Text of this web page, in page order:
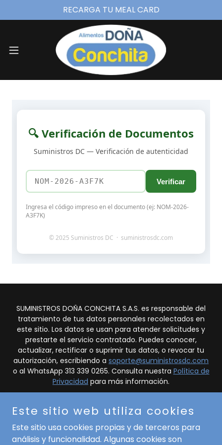
RECARGA TU MEAL CARD
SUMINISTROS DOÑA CONCHITA S.A.S. es responsable del
tratamiento de tus datos personales recolectados en
este sitio. Los datos se usan para atender solicitudes y
prestarte el servicio contratado. Puedes conocer,
actualizar, rectificar o suprimir tus datos, o revocar tu
autorización, escribiendo a soporte@suministrosdc.com
o al WhatsApp 313 339 0265. Consulta nuestra Política de
Privacidad para más información.
derechos reservados.
Servicios
Este sitio web utiliza cookies
Este sitio usa cookies propias y de terceros para
análisis y funcionalidad. Algunas cookies son